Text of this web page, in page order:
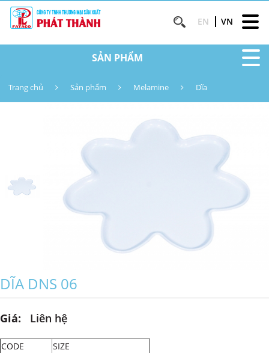
EN VN
SẢN PHẨM
Trang chủ Sản phẩm Melamine Dĩa
DĨA DNS 06
Giá: Liên hệ
CODE
SIZE